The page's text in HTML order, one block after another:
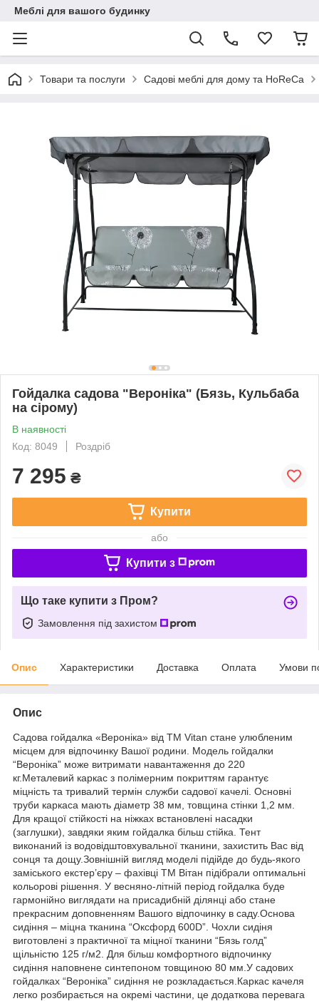
Меблі для вашого будинку
Товари та послуги Садові меблі для дому та HoReCa
Гойдалка садова "Вероніка" (Бязь, Кульбаба
на сірому)
В наявності
Код: 8049
Роздріб
7 295 ₴
Купити
або
Купити з
Що таке купити з Пром?
Замовлення під захистом
Опис Характеристики Доставка Оплата Умови
Опис
Садова гойдалка «Вероніка» від ТМ Vitan стане улюбленим
місцем для відпочинку Вашої родини. Модель гойдалки
“Вероніка” може витримати навантаження до 220
кг.Металевий каркас з полімерним покриттям гарантує
міцність та тривалий термін служби садової качелі. Основні
труби каркаса мають діаметр 38 мм, товщина стінки 1,2 мм.
Для кращої стійкості на ніжках встановлені насадки
(заглушки), завдяки яким гойдалка більш стійка. Тент
виконаний із водовідштовхувальної тканини, захистить Вас від
сонця та дощу.Зовнішній вигляд моделі підійде до будь-якого
заміського екстер’єру – фахівці ТМ Вітан підібрали оптимальні
кольорові рішення. У весняно-літній період гойдалка буде
гармонійно виглядати на присадибній ділянці або стане
прекрасним доповненням Вашого відпочинку в саду.Основа
сидіння – міцна тканина “Оксфорд 600D”. Чохли сидіня
виготовлені з практичної та міцної тканини “Бязь голд”
щільністю 125 г/м2. Для більш комфортного відпочинку
сидіння наповнене синтепоном товщиною 80 мм.У садових
гойдалках “Вероніка” сидіння не розкладається.Каркас качеля
легко розбирається на окремі частини, це додаткова перевага